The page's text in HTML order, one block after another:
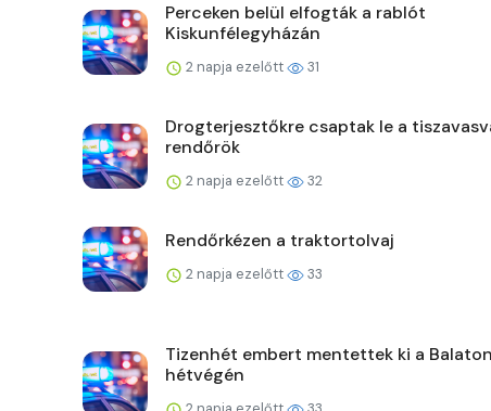
Perceken belül elfogták a rablót
Kiskunfélegyházán
2 napja ezelőtt 31
Drogterjesztőkre csaptak le a
rendőrök
2 napja ezelőtt 32
Rendőrkézen a traktortolvaj
2 napja ezelőtt 33
Tizenhét embert mentettek ki a
hétvégén